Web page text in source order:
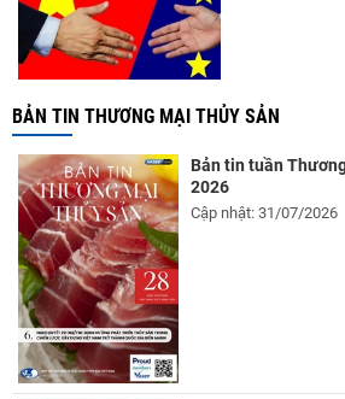
BẢN TIN THƯƠNG MẠI THỦY SẢN
Bản tin tuần
2026
Cập nhật: 31/07/2026